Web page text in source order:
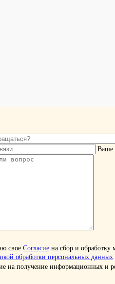
Ваше
свое Согласие на сбор и обработку
обработки персональных данных
на получение информационных и